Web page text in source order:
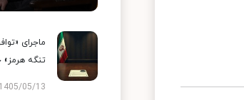
ماجرای
تنگه
1405/05/13